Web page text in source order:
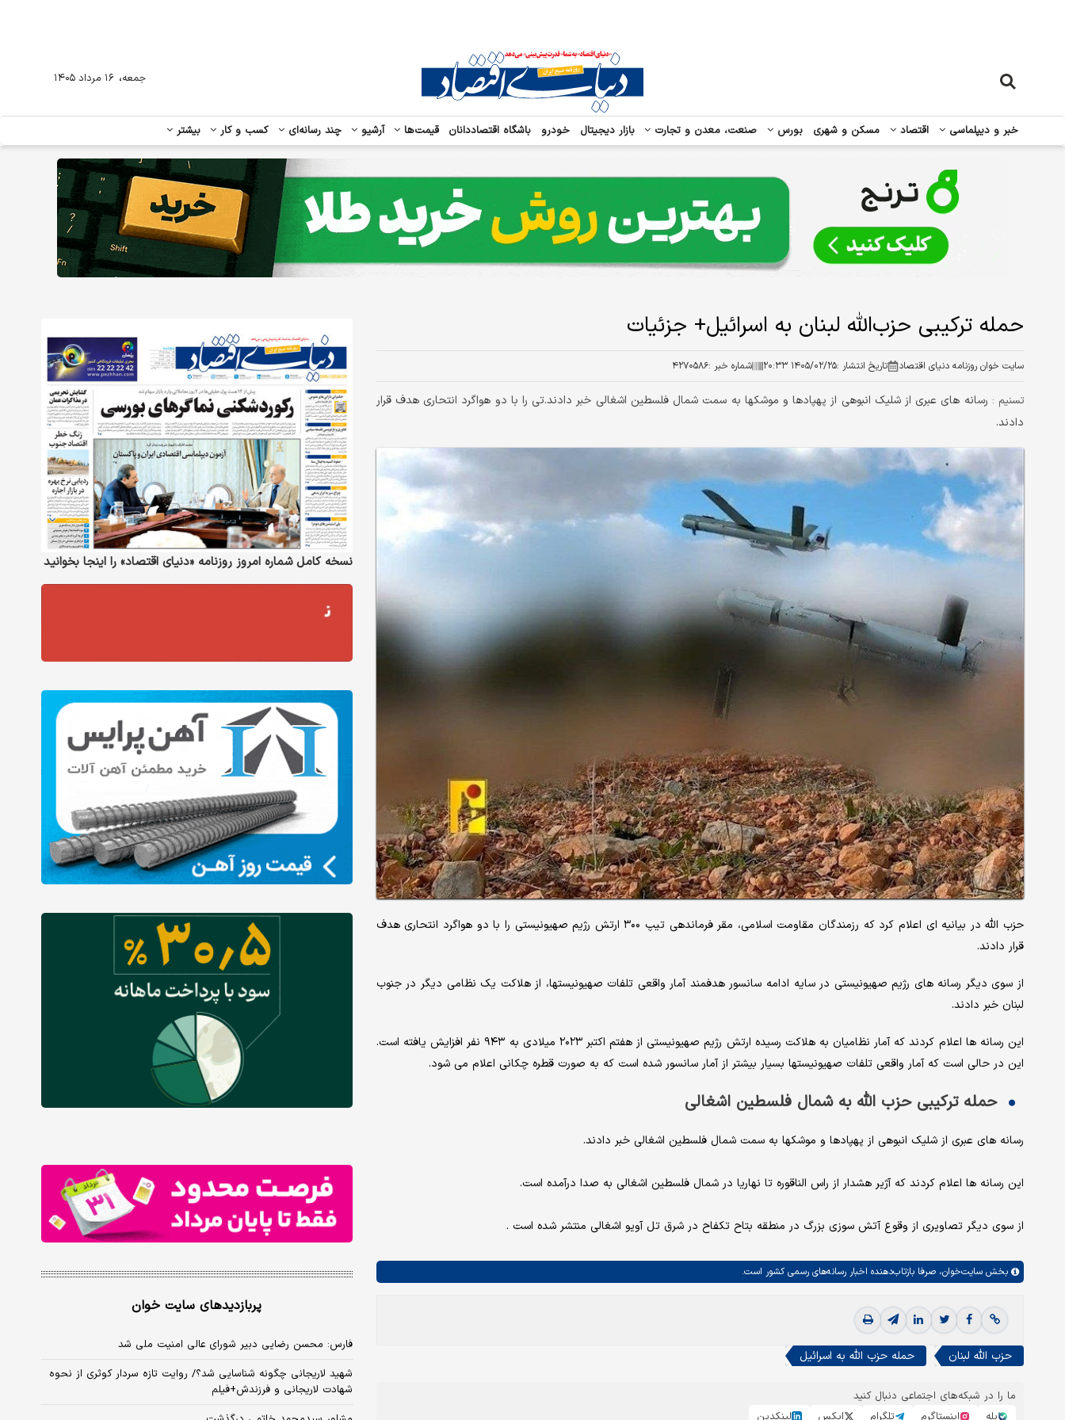
خبر و دیپلماسی اقتصاد مسکن و شهری بورس صنعت، معدن و تجارت بازار دیجیتال خودرو باشگاه اقتصاددانان قیمت‌ها آرشیو چند رسانه‌ای کسب و کار بیشتر
جمعه، ۱۶ مرداد ۱۴۰۵
حمله ترکیبی حزب‌الله لبنان به اسرائیل+ جزئیات
سایت خوان روزنامه دنیای اقتصاد تاریخ انتشار :۱۴۰۵/۰۲/۲۵ ۲۰:۳۳ شماره خبر :۴۲۷۰۵۸۶
تسنیم : رسانه های عبری از شلیک انبوهی از پهپادها و موشکها به سمت شمال فلسطین اشغالی خبر دادند.تی را با دو هواگرد انتحاری هدف قرار
دادند.
حزب الله در بیانیه ای اعلام کرد که رزمندگان مقاومت اسلامی، مقر فرماندهی تیپ ۳۰۰ ارتش رژیم صهیونیستی را با دو هواگرد انتحاری هدف
قرار دادند.
از سوی دیگر رسانه های رژیم صهیونیستی در سایه ادامه سانسور هدفمند آمار واقعی تلفات صهیونیستها، از هلاکت یک نظامی دیگر در جنوب
لبنان خبر دادند.
این رسانه ها اعلام کردند که آمار نظامیان به هلاکت رسیده ارتش رژیم صهیونیستی از هفتم اکتبر ۲۰۲۳ میلادی به ۹۴۳ نفر افزایش یافته است.
این در حالی است که آمار واقعی تلفات صهیونیستها بسیار بیشتر از آمار سانسور شده است که به صورت قطره چکانی اعلام می شود.
حمله ترکیبی حزب الله به شمال فلسطین اشغالی
رسانه های عبری از شلیک انبوهی از پهپادها و موشکها به سمت شمال فلسطین اشغالی خبر دادند.
این رسانه ها اعلام کردند که آژیر هشدار از راس الناقوره تا نهاریا در شمال فلسطین اشغالی به صدا درآمده است.
از سوی دیگر تصاویری از وقوع آتش سوزی بزرگ در منطقه بتاح تکفاح در شرق تل آویو اشغالی منتشر شده است .
بخش سایت‌خوان، صرفا بازتاب‌دهنده اخبار رسانه‌های رسمی کشور است.
حزب الله لبنان حمله حزب الله به اسرائیل
ما را در شبکه‌های اجتماعی دنبال کنید
بله
اینستاگرم تلگرام ایکس لینکدین
نسخه کامل شماره امروز روزنامه «دنیای‌ اقتصاد» را اینجا بخوانید
پربازدیدهای سایت خوان
فارس: محسن رضایی دبیر شورای عالی امنیت ملی شد
شهید لاریجانی چگونه شناسایی شد؟/ روایت تازه سردار کوثری از نحوه
شهادت لاریجانی و فرزندش+فیلم